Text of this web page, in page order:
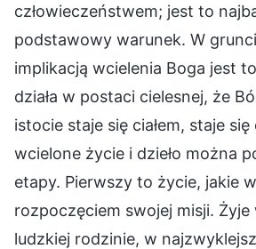
człowieczeństwem; jest to
podstawowy warunek. W
implikacją wcielenia Boga jest
działa w postaci cielesnej, że
istocie staje się ciałem, staje
wcielone życie i dzieło można
etapy. Pierwszy to życie, jakie
rozpoczęciem swojej misji.
ludzkiej rodzinie, w